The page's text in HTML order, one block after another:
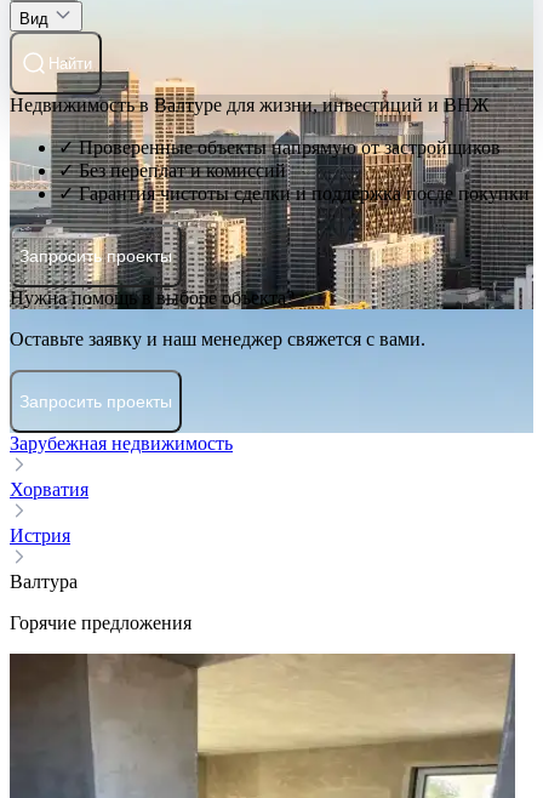
Вид
Найти
Недвижимость в Валтуре для жизни, инвестиций и ВНЖ
✓ Проверенные объекты напрямую от застройщиков
✓ Без переплат и комиссий
✓ Гарантия чистоты сделки и поддержка после покупки
Запросить проекты
Нужна помощь в выборе объекта?
Оставьте заявку и наш менеджер свяжется с вами.
Запросить проекты
Зарубежная недвижимость
Хорватия
Истрия
Валтура
Горячие предложения